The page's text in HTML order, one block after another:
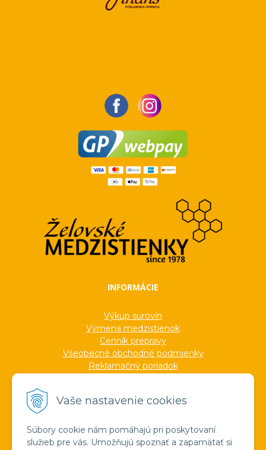
Vaše nastavenie cookies
Súbory cookie nám pomáhajú pri poskytovaní
služieb pre vás. Umožňujú spoznať a zapamätať si
INFORMÁCIE
Výkup surovín
Výmena medzistienok
Cenník prepravy
Všeobecné obchodné podmienky
Reklamačný poriadok
Formuláre
Ocenenia
Veľkoobchod